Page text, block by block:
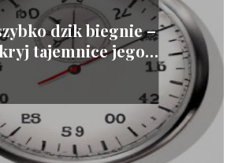
dzik biegnie –
tajemnice jego
prędkości